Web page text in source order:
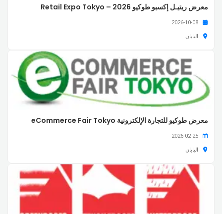
معرض ريتيـل إكسبو طوكيو 2026 – Retail Expo Tokyo
اليابان
معرض طوكيو للتجارة الإلكترونية eCommerce Fair Tokyo
اليابان